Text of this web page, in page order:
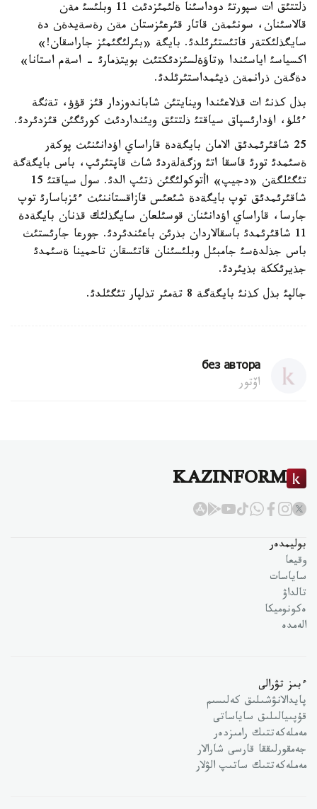
ذلتتئق ات سپورتئ دوداسئنا ةلئمئزدئث 11 وبلئسئ مةن
قالاسئنان، سونئمةن قاتار قئرعئزستان مةن رةسةيدةن دة
سايگذلئكتةر قاتئستئرئلدئ. بايگة «بئرلئگئمئز جاراسقان!»
اكسياسئ اياسئندا «تاؤةلسئزدئكتئث بويتذمارئ - اسةم استانا»
دةگةن ذرانمةن ذيئمداستئرئلدئ.
بذل كذنئ ات قذلاعئندا وينايتئن شاباندوزدار قئز قؤؤ، تةثگة
ءئلؤ، اؤدارئسپاق سياقتئ ذلتتئق ويئنداردئث كورئگئن قئزدئردئ.
25 شاقئرئمدئق الامان بايگةدة قاراساي اؤدانئنئث پوكةر
ةسئمدئ تورئ قاسقا اتئ وزگةلةردئ شاث قاپتئرئپ، باس بايگةگة
تئگئلگةن «دجيپ» اأتوكولئگئن ذتئپ الدئ. سول سياقتئ 15
شاقئرئمدئق توپ بايگةدة شئعئس قازاقستاننئث ءئزباسارئ توپ
جارسا، قاراساي اؤدانئنان قوسئلعان سايگذلئك قذنان بايگةدة
11 شاقئرئمدئ باسقالاردان بذرئن باعئندئردئ. جورعا جارئستئث
باس جذلدةسئ جامبئل وبلئسئنان قاتئسقان تاحمينا ةسئمدئ
جذيرئككة بذيئردئ.
جالپئ بذل كذنئ بايگةگة 8 تةمئر تذلپار تئگئلدئ.
без автора
اۆتور
KAZINFORM
بوليمدەر
وقيعا
ساياسات
تالداۋ
ەكونوميكا
الەمدە
ءبىز تۋرالى
پايدالانۋشىلىق كەلىسىم
قۇپىيالىلىق ساياساتى
مەملەكەتتىك رامىزدەر
جەمقورلىققا قارسى شارالار
مەملەكەتتىك ساتىپ الۋلار